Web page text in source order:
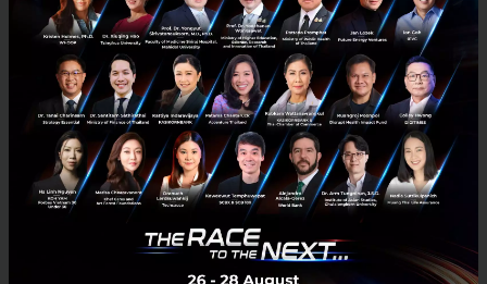
เติม
PR News NIA startup food-tech Aqua-Spark startup-ecosystem
No comment